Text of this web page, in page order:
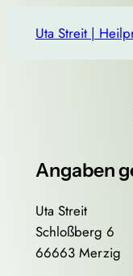
InhaltUta Streit |
Angaben
Uta Streit
Schloßberg 6
66663 Merzig